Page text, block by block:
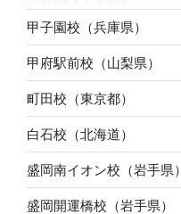
甲子園校（兵庫県）
甲府駅前校（山梨県）
町田校（東京都）
白石校（北海道）
盛岡南イオン校（岩手県）
盛岡開運橋校（岩手県）